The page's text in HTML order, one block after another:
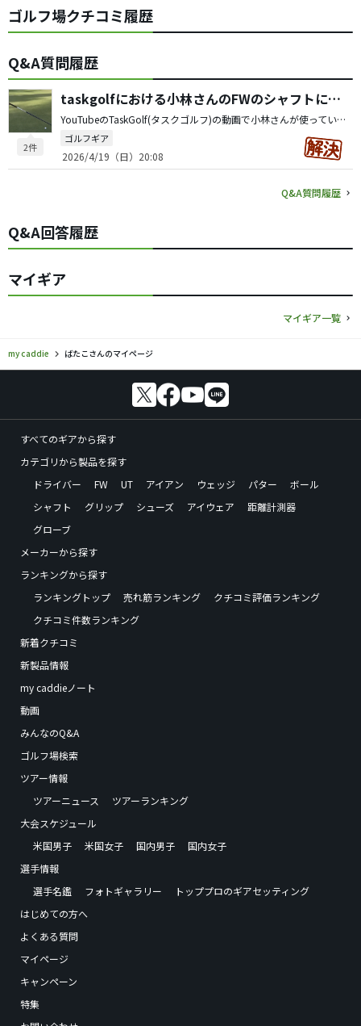
ゴルフ場クチコミ履歴
Q&A質問履歴
2件
taskgolfにおける小林さんのFWのシャフトについて
YouTubeのTaskGolf(タスクゴルフ)の動画で小林さんが使っていた市販のクラブなのですが、手元が白で先が紫？のこのシャフトの名称がわかる方いらっしゃいませんか？ フレックスはSRだそうです。
ゴルフギア
2026/4/19（日）20:08
Q&A質問履歴
Q&A回答履歴
マイギア
マイギア一覧
my caddie ばたこさんのマイページ
すべてのギアから探す
カテゴリから製品を探す
ドライバー
FW UT アイアン ウェッジ パター
ボール
シャフト
グリップ シューズ アイウェア
距離計測器
グローブ
メーカーから探す
ランキングから探す
ランキングトップ
売れ筋ランキング
クチコミ評価ランキング
クチコミ件数ランキング
新着クチコミ
新製品情報
my caddieノート
動画
みんなのQ&A
ゴルフ場検索
ツアー情報
ツアーニュース
ツアーランキング
大会スケジュール
米国男子
米国女子 国内男子
国内女子
選手情報
選手名鑑
フォトギャラリー
トッププロのギアセッティング
はじめての方へ
よくある質問
マイページ
キャンペーン
特集